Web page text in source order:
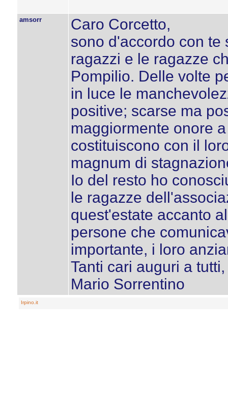
amsorr
Caro Corcetto,
sono d'accordo con te
ragazzi e le ragazze
Pompilio. Delle volte
in luce le
positive; scarse ma
maggiormente onore
costituiscono con il
magnum di
Io del resto ho
le ragazze
quest'estate accanto
persone che
importante, i loro
Tanti cari auguri a tutti,
Mario Sorrentino
Irpino.it